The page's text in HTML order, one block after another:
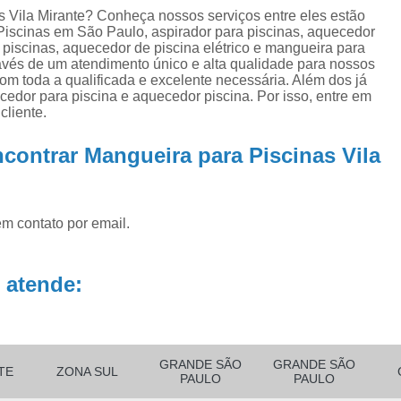
Aquecedor para Piscinas
Bombas para
Equipamento para Aquecer Piscina
Equipamentos para Aspirar Piscina
Equipamentos para Piscina
Equipamentos para Piscinas
Filtro de Poliéster para Piscina
Filtro para Piscina
Filtro para Piscina de 3000 Litros
Mirante? Conheça nossos serviços entre eles estão
em São Paulo, aspirador para piscinas, aquecedor
aquecedor de piscina elétrico e mangueira para
de um atendimento único e alta qualidade para nossos
toda a qualificada e excelente necessária. Além dos já
para piscina e aquecedor piscina. Por isso, entre em
Mangueira para Piscinas Vila
contato por email.
ZONA SUL
GRANDE SÃO
PAULO
GRANDE SÃO
PAULO